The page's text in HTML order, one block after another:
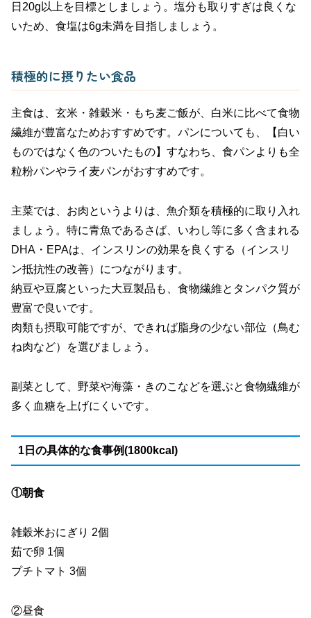
日20g以上を目標としましょう。塩分も取りすぎは良くな
いため、食塩は6g未満を目指しましょう。
積極的に摂りたい食品
主食は、玄米・雑穀米・もち麦ご飯が、白米に比べて食物
繊維が豊富なためおすすめです。パンについても、【白い
ものではなく色のついたもの】すなわち、食パンよりも全
粒粉パンやライ麦パンがおすすめです。
主菜では、お肉というよりは、魚介類を積極的に取り入れ
ましょう。特に青魚であるさば、いわし等に多く含まれる
DHA・EPAは、インスリンの効果を良くする（インスリ
ン抵抗性の改善）につながります。
納豆や豆腐といった大豆製品も、食物繊維とタンパク質が
豊富で良いです。
肉類も摂取可能ですが、できれば脂身の少ない部位（鳥む
ね肉など）を選びましょう。
副菜として、野菜や海藻・きのこなどを選ぶと食物繊維が
多く血糖を上げにくいです。
1日の具体的な食事例(1800kcal)
①朝食
雑穀米おにぎり 2個
茹で卵 1個
プチトマト 3個
②昼食